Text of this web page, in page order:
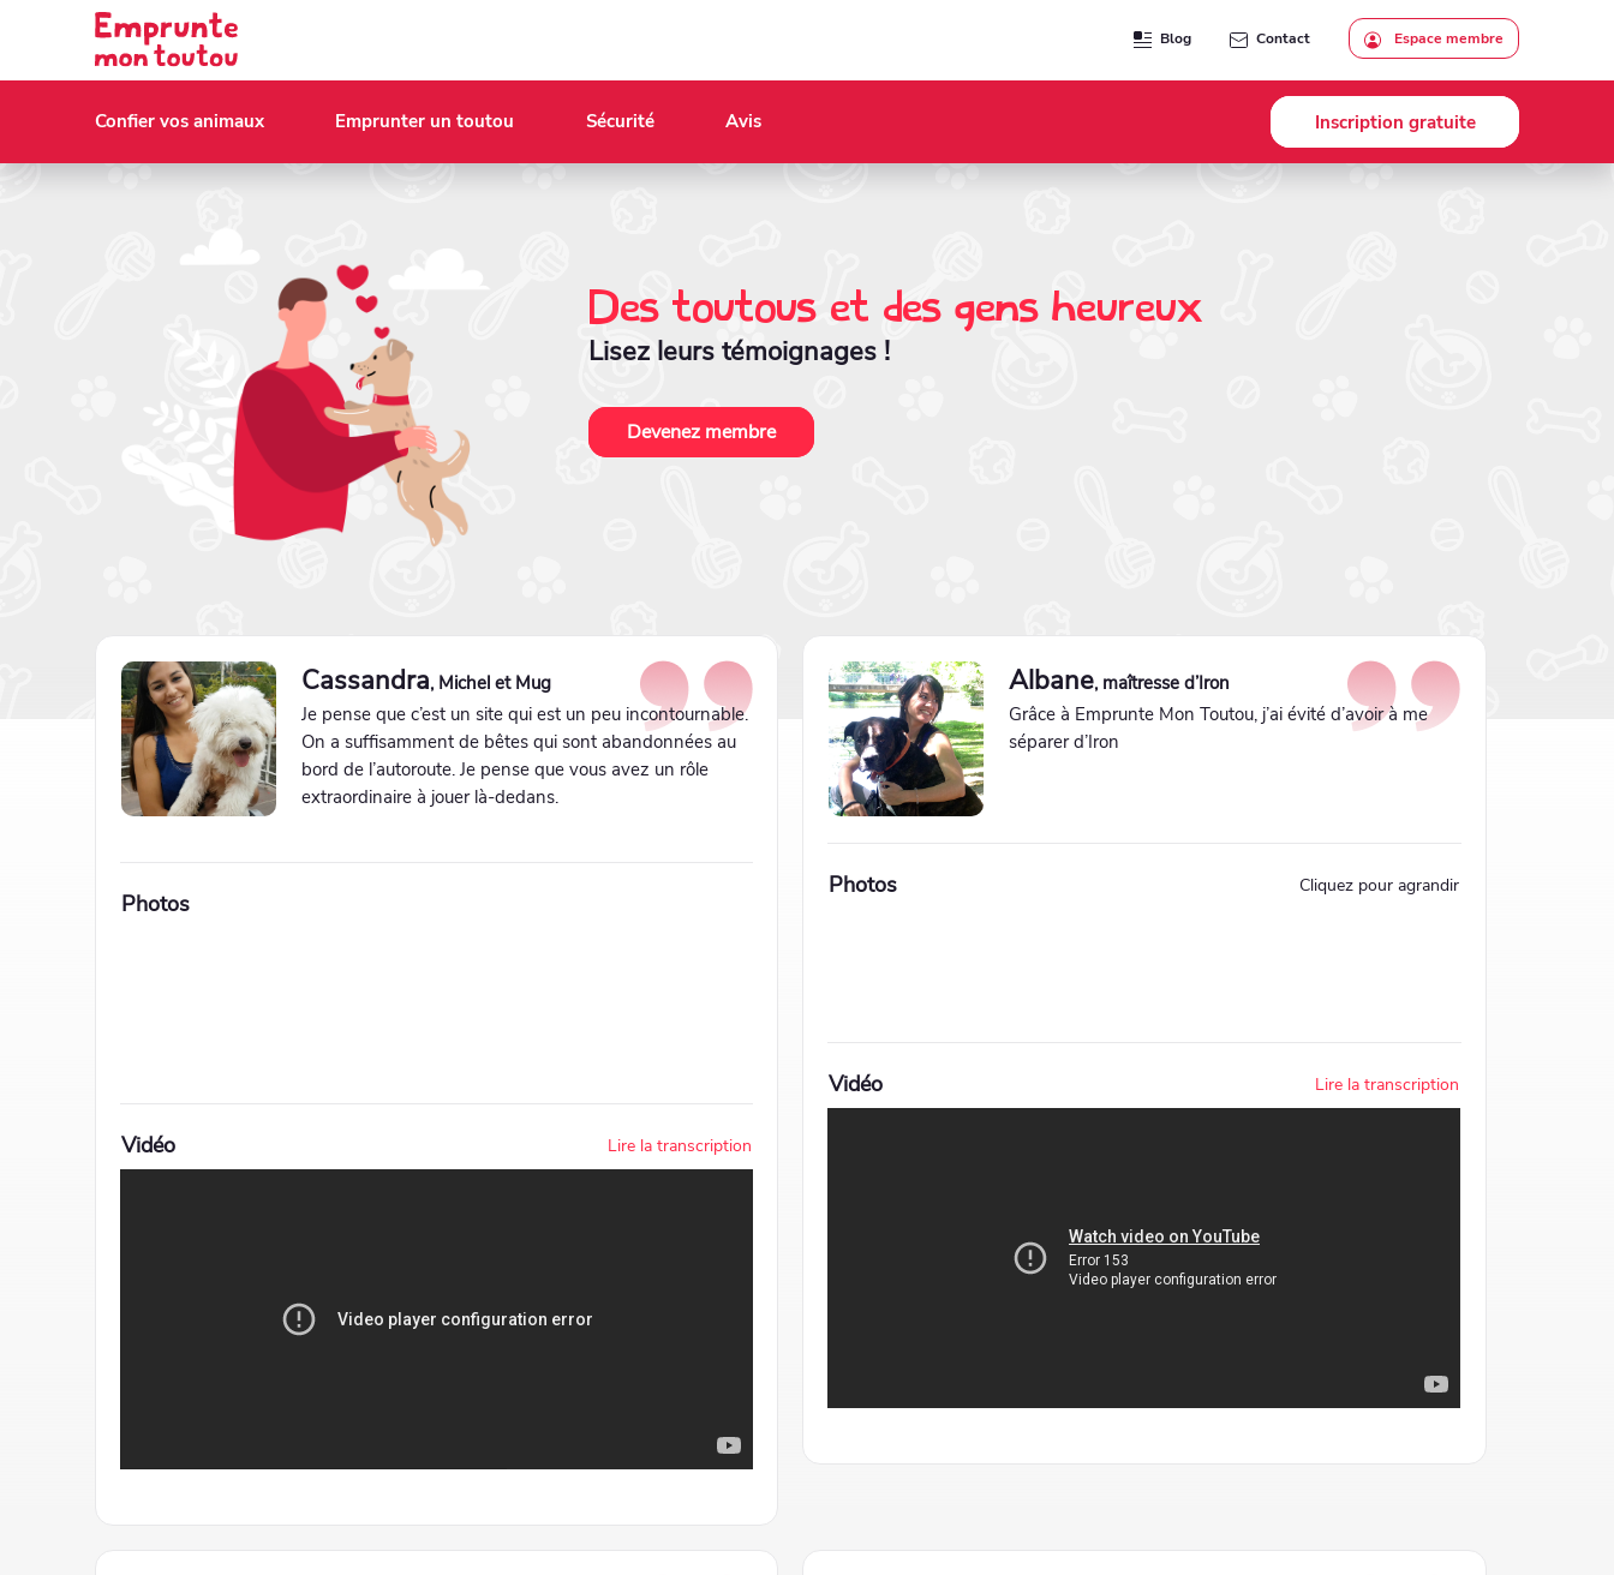
Blog Contact Espace membre
Confier vos animaux Emprunter un toutou Sécurité Avis Inscription gratuite
Des toutous et des gens heureux
Lisez leurs témoignages !
Devenez membre
Cassandra, Michel et Mug
Je pense que c’est un site qui est un peu incontournable.
On a suffisamment de bêtes qui sont abandonnées au
bord de l’autoroute. Je pense que vous avez un rôle
extraordinaire à jouer là-dedans.
Photos
Vidéo Lire la transcription
Albane, maîtresse d’Iron
Grâce à Emprunte Mon Toutou, j’ai évité d’avoir à me
séparer d’Iron
Photos Cliquez pour agrandir
Vidéo Lire la transcription